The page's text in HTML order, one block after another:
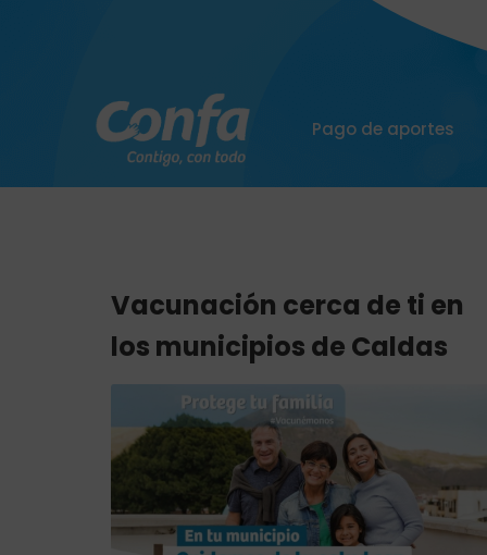
Pago de aportes
Vacunación cerca de ti en
los municipios de Caldas